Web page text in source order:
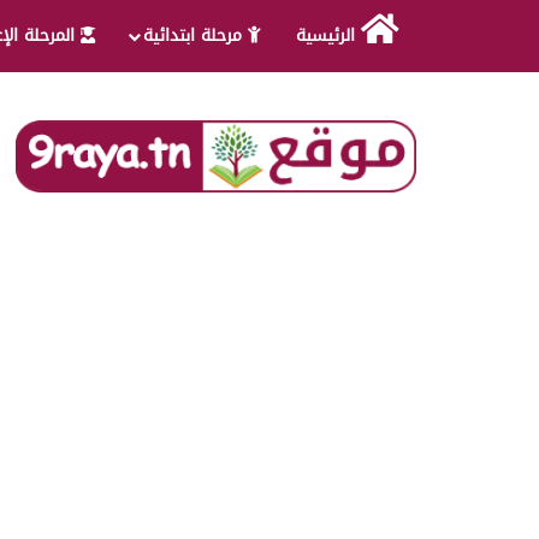
الرئيسية مرحلة ابتدائية المرحلة